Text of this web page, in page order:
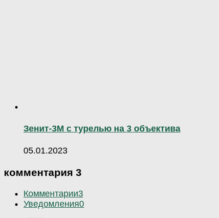
Зенит-3М с турелью на 3 объектива
05.01.2023
комментария 3
Комментарии3
Уведомления0